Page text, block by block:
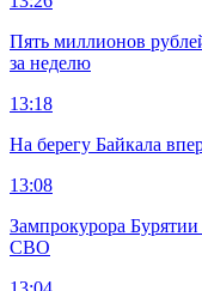
Пять миллионов
за неделю
13:18
На берегу Байкала
13:08
Зампрокурора
СВО